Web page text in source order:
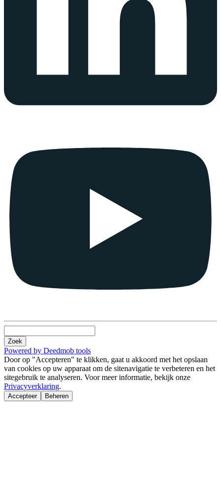
Zoek
Powered by Deedmob tools
Door op "Accepteren" te klikken, gaat u akkoord met het opslaan
van cookies op uw apparaat om de sitenavigatie te verbeteren en het
sitegebruik te analyseren. Voor meer informatie, bekijk onze
Privacyverklaring.
Accepteer Beheren